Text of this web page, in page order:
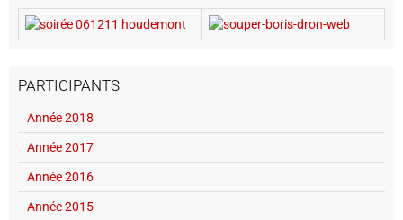
PARTICIPANTS
Année 2018
Année 2017
Année 2016
Année 2015